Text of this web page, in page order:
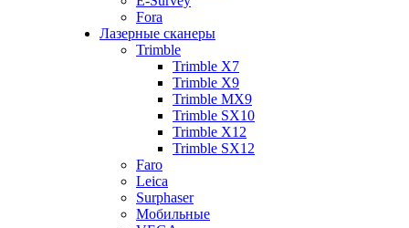
Fora
Лазерные сканеры
Trimble
Trimble X7
Trimble X9
Trimble MX9
Trimble SX10
Trimble X12
Trimble SX12
Faro
Leica
Surphaser
Мобильные